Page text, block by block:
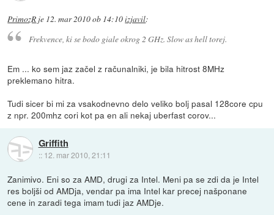
PrimozR je 12. mar 2010 ob 14:10izjavil:
Frekvence, ki se bodo giale okrog 2 GHz. Slow as hell torej.
Em ... ko sem jaz začel z računalniki, je bila hitrost 8MHz
preklemano hitra.
Tudi sicer bi mi za vsakodnevno delo veliko bolj pasal 128core cpu
z npr. 200mhz cori kot pa en ali nekaj uberfast corov...
Griffith
:: 12. mar 2010, 21:11
Zanimivo. Eni so za AMD, drugi za Intel. Meni pa se zdi da je Intel
res boljši od AMDja, vendar pa ima Intel kar precej našponane
cene in zaradi tega imam tudi jaz AMDje.